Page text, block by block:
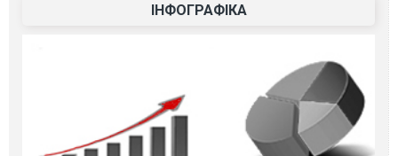
ІНФОГРАФІКА